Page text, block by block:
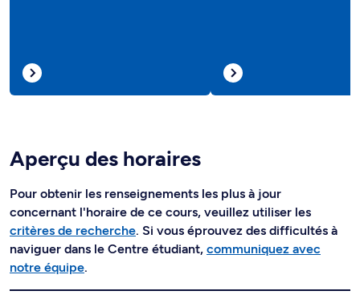
Aperçu des horaires
Pour obtenir les renseignements les plus à jour
concernant l'horaire de ce cours, veuillez utiliser les
critères de recherche. Si vous éprouvez des difficultés à
naviguer dans le Centre étudiant, communiquez avec
notre équipe.